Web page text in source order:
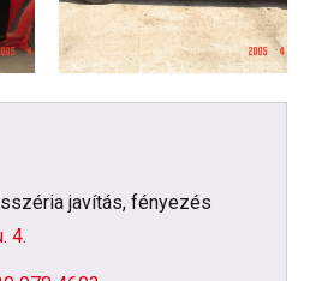
javítás, fényezés
4.